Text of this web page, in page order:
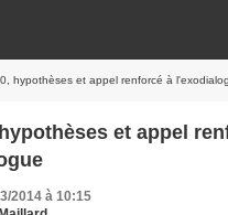
hypothèses et appel renforcé à
et appel
2014 à 10:15